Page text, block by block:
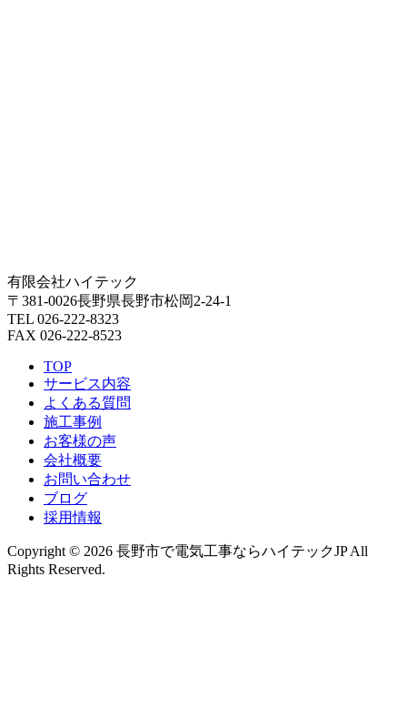
有限会社ハイテック
〒381-0026長野県長野市松岡2-24-1
TEL 026-222-8323
FAX 026-222-8523
TOP
サービス内容
よくある質問
施工事例
お客様の声
会社概要
お問い合わせ
ブログ
採用情報
Copyright © 2026 長野市で電気工事ならハイテックJP All
Rights Reserved.